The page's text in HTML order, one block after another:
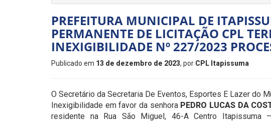
PREFEITURA MUNICIPAL DE
PERMANENTE DE LICITAÇÃO CPL
INEXIGIBILIDADE Nº 227/2023
Publicado em 13 de dezembro de 2023, por CPL Itapissuma
O Secretário da Secretaria De Eventos, Esportes E Lazer do
Inexigibilidade em favor da senhora PEDRO LUCAS DA
residente na Rua São Miguel, 46-A Centro Itapissuma